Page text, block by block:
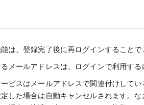
は、登録完了後に再ログインすることで
メールアドレスは、ログインで利用する
ビスはメールアドレスで関連付けして
した場合は自動キャンセルされます。